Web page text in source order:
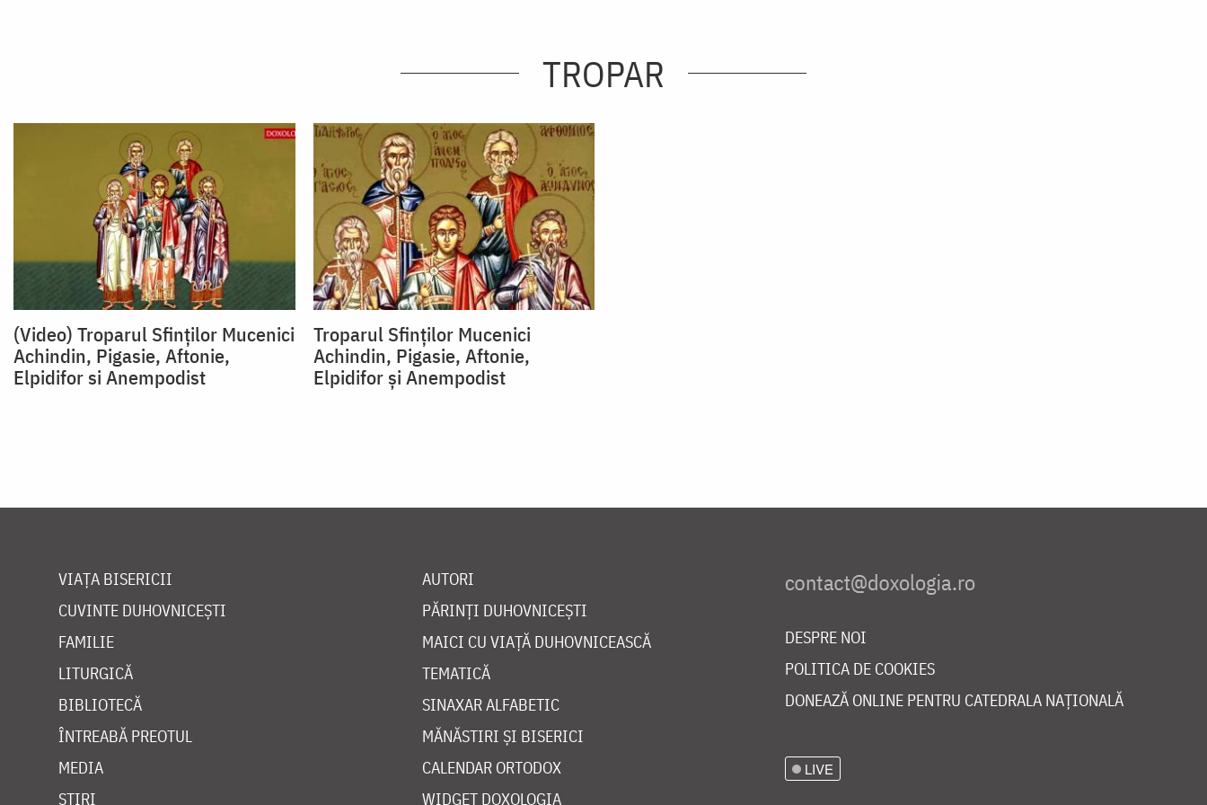
TROPAR
(Video) Troparul Sfinților Mucenici
Achindin, Pigasie, Aftonie,
Elpidifor si Anempodist
Troparul Sfinţilor Mucenici
Achindin, Pigasie, Aftonie,
Elpidifor şi Anempodist
VIAȚA BISERICII
CUVINTE DUHOVNICEȘTI
FAMILIE
LITURGICĂ
BIBLIOTECĂ
ÎNTREABĂ PREOTUL
MEDIA
ȘTIRI
AUTORI
PĂRINȚI DUHOVNICEȘTI
MAICI CU VIAȚĂ DUHOVNICEASCĂ
TEMATICĂ
SINAXAR ALFABETIC
MĂNĂSTIRI ȘI BISERICI
CALENDAR ORTODOX
WIDGET DOXOLOGIA
DESPRE NOI
POLITICA DE COOKIES
DONEAZĂ ONLINE PENTRU CATEDRALA NAȚIONALĂ
LIVE